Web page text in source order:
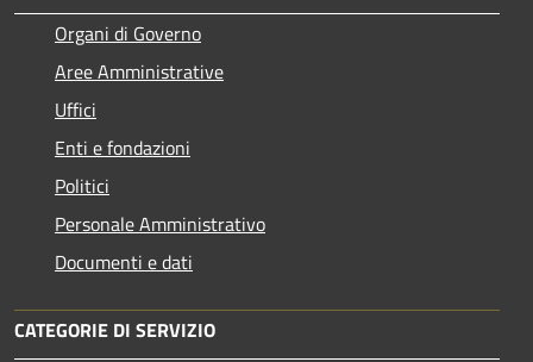
Organi di Governo
Aree Amministrative
Uffici
Enti e fondazioni
Politici
Personale Amministrativo
Documenti e dati
CATEGORIE DI SERVIZIO